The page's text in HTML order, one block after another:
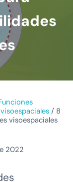
/ 8
visoespaciales
2022